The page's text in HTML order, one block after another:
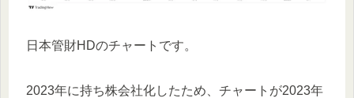
日本管財HDのチャートです。
2023年に持ち株会社化したため、チャートが2023年